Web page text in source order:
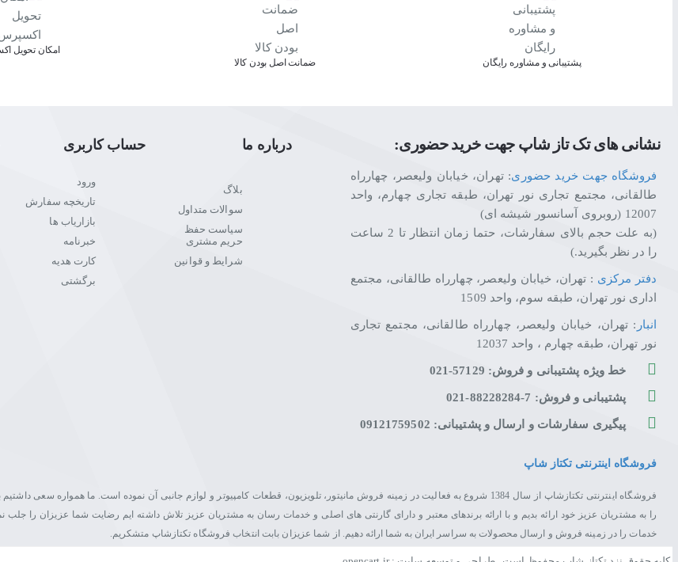
پشتیبانی و مشاوره رایگان ﺿﻤﺎﻧﺖ اﺻﻞ ﺑﻮدن ﮐﺎﻟﺎ
اﻣﮑﺎن ﺗﺤﻮﯾﻞ
نشانی های تک تاز شاپ جهت خرید حضوری:
فروشگاه جهت خرید حضوری: تهران، خیابان ولیعصر، چهارراه
طالقانی، مجتمع تجاری نور تهران، طبقه تجاری چهارم، واحد
12007 (روبروی آسانسور شیشه ای)
(به علت حجم بالای سفارشات، حتما زمان انتظار تا 2 ساعت
را در نظر بگیرید.)
دفتر مرکزی : تهران، خیابان ولیعصر، چهارراه طالقانی، مجتمع
اداری نور تهران، طبقه سوم، واحد 1509
انبار : تهران، خیابان ولیعصر، چهارراه طالقانی، مجتمع تجاری
نور تهران، طبقه چهارم ، واحد 12037
خط ویژه پشتیبانی و فروش: 57129-021
پشتیبانی و فروش: 7-88228284-021
پیگیری سفارشات و ارسال و پشتیبانی: 09121759502
درباره ما
بلاگ
سوالات متداول
سیاست حفظ
حریم مشتری
شرایط و قوانین
حساب کاربری
ورود
تاریخچه سفارش
بازاریاب ها
خبرنامه
کارت هدیه
برگشتی
فروشگاه اینترنتی تکتاز شاپ
فروشگاه اینترنتی تکتازشاپ از سال 1384 شروع به فعالیت در زمینه فروش مانیتور، تلویزیون، قطعات کامپیوتر و لوازم جانبی آن نموده است. ما همواره سعی
را به مشتریان عزیز خود ارائه بدیم و با ارائه برندهای معتبر و دارای گارنتی های اصلی و خدمات رسان به مشتریان عزیز تلاش داشته ایم رضایت شما عزیزان را جلب
خدمات را در زمینه فروش و ارسال محصولات به سراسر ایران به شما ارائه دهیم. از شما عزیزان بابت انتخاب فروشگاه تکتازشاپ متشکریم.